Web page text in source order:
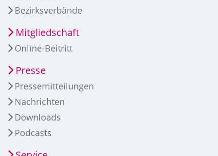
Bezirksverbände
Mitgliedschaft
Online-Beitritt
Presse
Pressemitteilungen
Nachrichten
Downloads
Podcasts